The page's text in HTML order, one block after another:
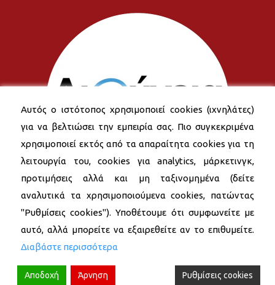
© 2026 Δήμος Νέας Σμύρνης
Αυτός ο ιστότοπος χρησιμοποιεί cookies (ιχνηλάτες)
για να βελτιώσει την εμπειρία σας. Πιο συγκεκριμένα
χρησιμοποιεί εκτός από τα απαραίτητα cookies για τη
λειτουργία του, cookies για analytics, μάρκετινγκ,
προτιμήσεις αλλά και μη ταξινομημένα (δείτε
αναλυτικά τα χρησιμοποιούμενα cookies, πατώντας
"Ρυθμίσεις cookies"). Υποθέτουμε ότι συμφωνείτε με
αυτό, αλλά μπορείτε να εξαιρεθείτε αν το επιθυμείτε.
Διαβάστε περισσότερα
Αποδοχή Άρνηση Ρυθμίσεις cookies